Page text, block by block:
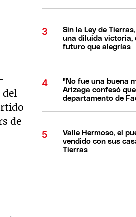
del
de
Sin la Ley de
una diluida victoria,
futuro que alegrías
"No fue una buena
Arizaga confesó
departamento de
Valle Hermoso, el
vendido con sus
Tierras